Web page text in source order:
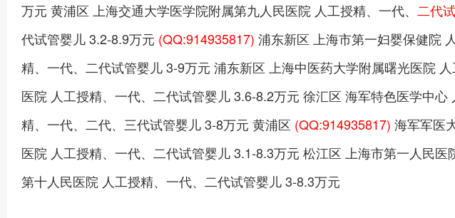
万元 黄浦区 上海交通大学医学院附属第九人民医院 人工授精、一代、 二代
代试管婴儿 3.2-8.9万元 (QQ:914935817) 浦东新区 上海市第一妇婴保健院
精、一代、二代试管婴儿 3-9万元 浦东新区 上海中医药大学附属曙光医院
医院 人工授精、一代、二代试管婴儿 3.6-8.2万元 徐汇区 海军特色医学中
精、一代、二代、三代试管婴儿 3-8万元 黄浦区 (QQ:914935817) 海军军医
医院 人工授精、一代、二代试管婴儿 3.1-8.3万元 松江区 上海市第一人民
第十人民医院 人工授精、一代、二代试管婴儿 3-8.3万元